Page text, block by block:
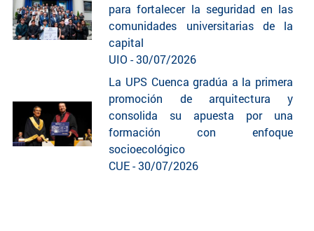
para fortalecer la seguridad en las
comunidades universitarias de la
capital
UIO - 30/07/2026
La UPS Cuenca gradúa a la primera
promoción de arquitectura y
consolida su apuesta por una
formación con enfoque
socioecológico
CUE - 30/07/2026